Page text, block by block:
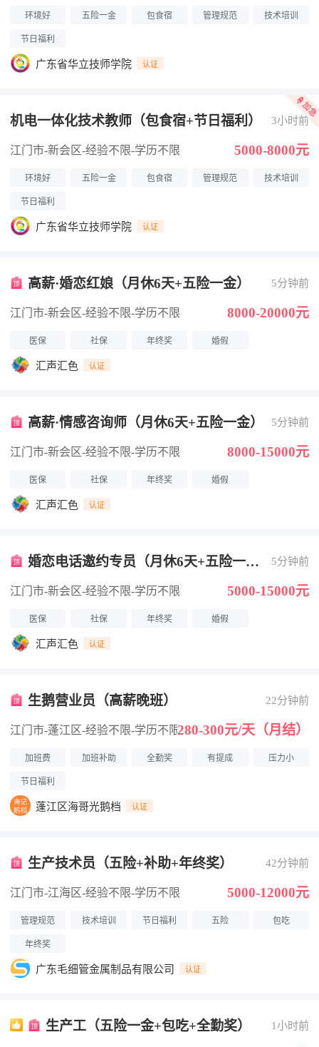
环境好 五险一金 包食宿 管理规范 技术培训
节日福利
广东省华立技师学院 认证
机电一体化技术教师（包食宿+节日福利） 3小时前
江门市-新会区-经验不限-学历不限 5000-8000元
环境好 五险一金 包食宿 管理规范 技术培训
节日福利
广东省华立技师学院 认证
高薪·婚恋红娘（月休6天+五险一金） 5分钟前
江门市-新会区-经验不限-学历不限 8000-20000元
医保 社保 年终奖 婚假
汇声汇色 认证
高薪·情感咨询师（月休6天+五险一金） 5分钟前
江门市-新会区-经验不限-学历不限 8000-15000元
医保 社保 年终奖 婚假
汇声汇色 认证
婚恋电话邀约专员（月休6天+五险一
5分钟前
江门市-新会区-经验不限-学历不限 5000-15000元
医保 社保 年终奖 婚假
汇声汇色 认证
生鹅营业员（高薪晚班） 22分钟前
江门市-蓬江区-经验不限-学历不限280-300元/天（月结）
加班费 加班补助 全勤奖 有提成 压力小
节日福利
蓬江区海哥光鹅档 认证
生产技术员（五险+补助+年终奖） 42分钟前
江门市-江海区-经验不限-学历不限 5000-12000元
管理规范 技术培训 节日福利 五险 包吃
年终奖
广东毛细管金属制品有限公司 认证
生产工（五险一金+包吃+全勤奖） 1小时前